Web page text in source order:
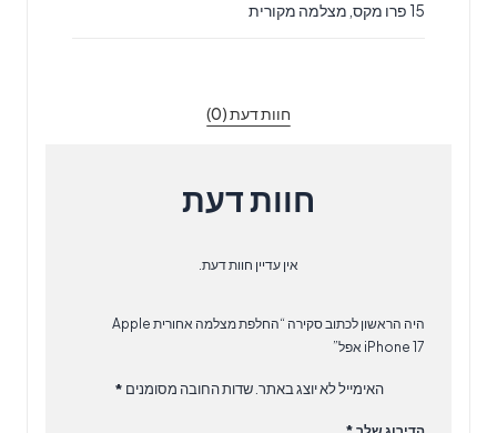
iPhone
15 פרו מקס
מצלמה מקורית
חוות דעת (0)
חוות דעת
אין עדיין חוות דעת.
היה הראשון לכתוב סקירה “‏החלפת מצלמה אחורית Apple
iPhone 17 אפל”
האימייל לא יוצג באתר. שדות החובה מסומנים *